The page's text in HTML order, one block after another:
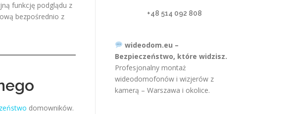
funkcję podglądu z
bezpośrednio z
domowników.
+48 514 092 808
wideodom.eu –
Bezpieczeństwo, które widzisz.
Profesjonalny montaż
wideodomofonów i wizjerów z
kamerą – Warszawa i okolice.